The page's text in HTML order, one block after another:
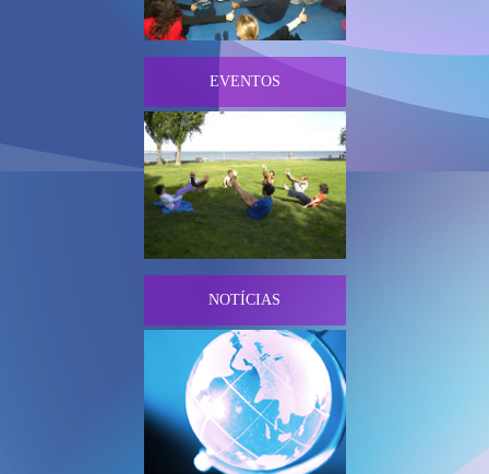
EVENTOS
NOTÍCIAS